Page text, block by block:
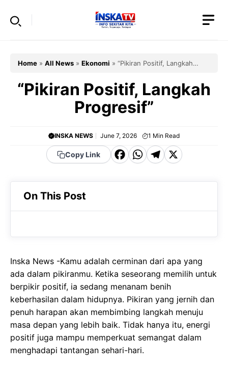
Home » All News » Ekonomi » “Pikiran Positif, Langkah
“Pikiran Positif, Langkah
Progresif”
INSKA NEWS June 7, 2026 1 Min Read
Copy Link
F
c
o
k
W
a
A
p
p
T
e
a
m
X
On This Post
Inska News -Kamu adalah cerminan dari apa yang
ada dalam pikiranmu. Ketika seseorang memilih untuk
berpikir positif, ia sedang menanam benih
keberhasilan dalam hidupnya. Pikiran yang jernih dan
penuh harapan akan membimbing langkah menuju
masa depan yang lebih baik. Tidak hanya itu, energi
positif juga mampu memperkuat semangat dalam
menghadapi tantangan sehari-hari.